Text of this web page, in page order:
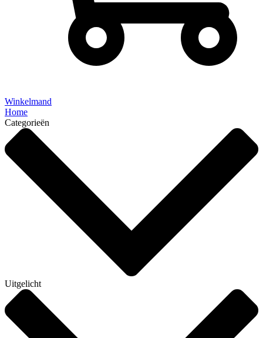
Winkelmand
Home
Categorieën
Uitgelicht